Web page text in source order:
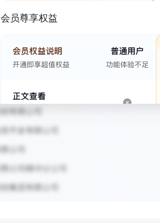
会员尊享权益